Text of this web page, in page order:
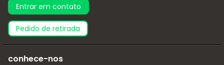
Entrar em contato
pedido de retirada
conhece-nos